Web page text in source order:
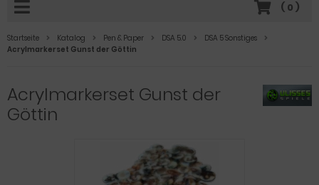
( 0 )
Startseite Katalog Pen & Paper DSA 5.0
DSA 5 Sonstiges
Acrylmarkerset Gunst der Göttin
Acrylmarkerset Gunst der
Göttin